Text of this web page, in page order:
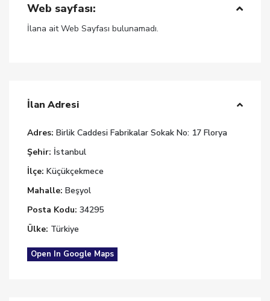
Web sayfası:
İlana ait Web Sayfası bulunamadı.
İlan Adresi
Adres: Birlik Caddesi Fabrikalar Sokak No: 17 Florya
Şehir: İstanbul
İlçe: Küçükçekmece
Mahalle: Beşyol
Posta Kodu: 34295
Ülke: Türkiye
Open In Google Maps